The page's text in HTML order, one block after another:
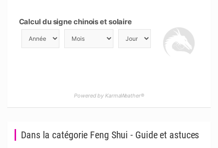
Dans la catégorie Feng Shui - Guide et astuces
Calcul du signe chinois et solaire
Powered by KarmaWeather®